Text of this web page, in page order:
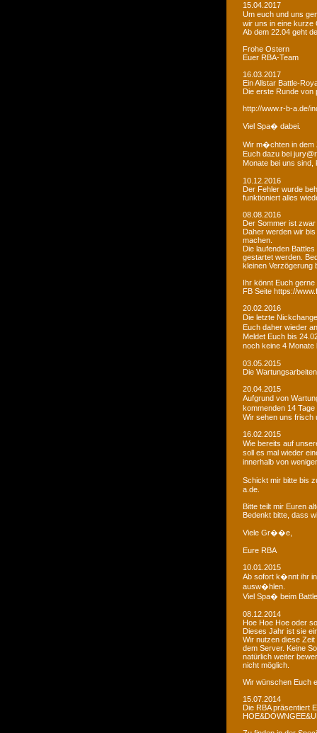
15.04.2017
Um euch und uns
wir uns in eine kurze
Ab dem 22.04 geht
Frohe Ostern
Euer RBA-Team
16.03.2017
Ein Allstar Battle-
Die erste Runde von
http://www.r-b-a.de/
Viel Spa� dabei.
Wir m�chten in dem
Euch dazu bei
Monate bei uns
10.12.2016
Der Fehler wurde
funktioniert alles
08.08.2016
Der Sommer ist
Daher werden wir
machen.
Die laufenden
gestartet werden.
kleinen Verzögerung
Ihr könnt Euch
FB Seite https://
20.02.2016
Die letzte
Euch daher wieder
Meldet Euch bis
noch keine 4
03.05.2015
Die
20.04.2015
Aufgrund von
kommenden 14
Wir sehen uns frisch
16.02.2015
Wie bereits auf
soll es mal wieder
innerhalb von
Schickt mir bitte bis
a.de.
Bitte teilt mir Euren
Bedenkt bitte, dass
Viele Gr��e,
Eure RBA
10.01.2015
Ab sofort k�nnt ihr
ausw�hlen.
Viel Spa� beim
08.12.2014
Hoe Hoe Hoe oder
Dieses Jahr ist sie
Wir nutzen diese
dem Server. Keine
natürlich weiter
nicht möglich.
Wir wünschen Euch
15.07.2014
Die RBA präsentiert